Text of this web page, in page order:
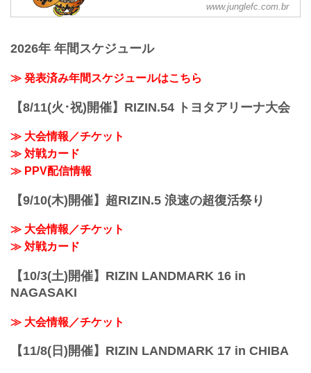
www.junglefc.com.br
2026年 年間スケジュール
≫ 発表済み年間スケジュールはこちら
【8/11(火･祝)開催】RIZIN.54 トヨタアリーナ大会
≫ 大会情報／チケット
≫ 対戦カード
≫ PPV配信情報
【9/10(木)開催】超RIZIN.5 浪速の超復活祭り
≫ 大会情報／チケット
≫ 対戦カード
【10/3(土)開催】RIZIN LANDMARK 16 in
NAGASAKI
≫ 大会情報／チケット
【11/8(日)開催】RIZIN LANDMARK 17 in CHIBA